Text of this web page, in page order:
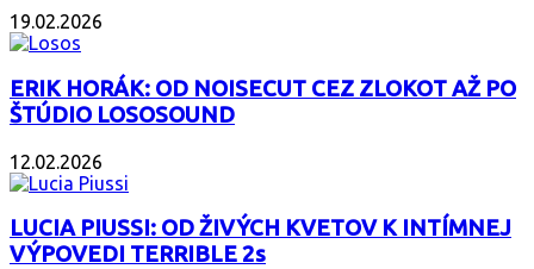
19.02.2026
ERIK HORÁK: OD NOISECUT CEZ ZLOKOT AŽ PO
ŠTÚDIO LOSOSOUND
12.02.2026
LUCIA PIUSSI: OD ŽIVÝCH KVETOV K INTÍMNEJ
VÝPOVEDI TERRIBLE 2s